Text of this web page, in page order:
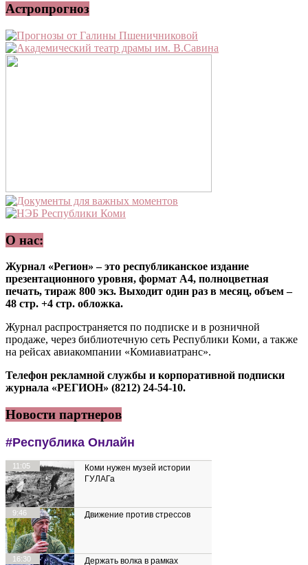
Астропрогноз
О нас:
Журнал «Регион» – это республиканское издание
презентационного уровня, формат А4, полноцветная
печать, тираж 800 экз. Выходит один раз в месяц, объем –
48 стр. +4 стр. обложка.
Журнал распространяется по подписке и в розничной
продаже, через библиотечную сеть Республики Коми, а также
на рейсах авиакомпании «Комиавиатранс».
Телефон рекламной службы и корпоративной подписки
журнала «РЕГИОН» (8212) 24-54-10.
Новости партнеров